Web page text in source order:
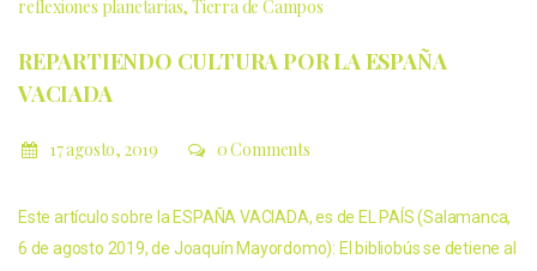
reflexiones planetarias Tierra de Campos
REPARTIENDO CULTURA POR LA ESPAÑA
VACIADA
17 agosto, 2019 0 Comments
Este artículo sobre la ESPAÑA VACIADA, es de EL PAÍS (Salamanca,
6 de agosto 2019, de Joaquín Mayordomo): El bibliobús se detiene al